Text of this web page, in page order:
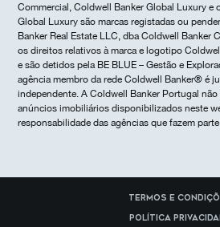
Commercial, Coldwell Banker Global Luxury e
Global Luxury são marcas registadas ou
Banker Real Estate LLC, dba Coldwell Banker
os direitos relativos à marca e logotipo
e são detidos pela BE BLUE – Gestão e
agência membro da rede Coldwell Banker® é
independente. A Coldwell Banker Portugal
anúncios imobiliários disponibilizados neste
responsabilidade das agências que fazem
Termos e
Política